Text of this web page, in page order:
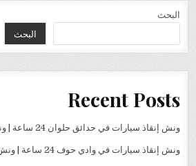
البحث
البحث
Recent Posts
ونش إنقاذ سيارات في حدائق حلوان 24 ساعة | ونش الفرسان
ونش إنقاذ سيارات في وادي حوف 24 ساعة | ونش الفرسان